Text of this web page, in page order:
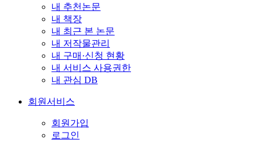
내 추천논문
내 책장
내 최근 본 논문
내 저작물관리
내 구매·신청 현황
내 서비스 사용권한
내 관심 DB
회원서비스
회원가입
로그인